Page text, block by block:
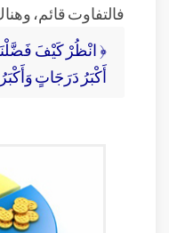
فالتفاوت قائم،
﴿ انْظُرْ كَيْفَ
أَكْبَرُ دَرَجَاتٍ